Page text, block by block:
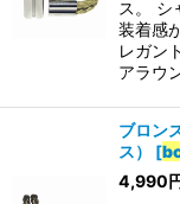
ス。 シ
装着感
レガン
アラウ
ブロン
ス）
[
4,990